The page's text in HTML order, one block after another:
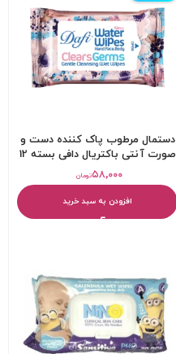
دستمال مرطوب پاک کننده دست و
صورت آنتی باکتریال دافی بسته 12
عددیتومان۵۸,۰۰۰
افزودن به سبد خرید